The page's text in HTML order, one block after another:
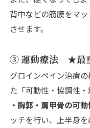
背中などの筋膜をマ
させます。
③ 運動療法 ★最
グロインペイン治療
た「可動性・協調性・
・胸郭・肩甲骨の可動
ッチを行い、上半身